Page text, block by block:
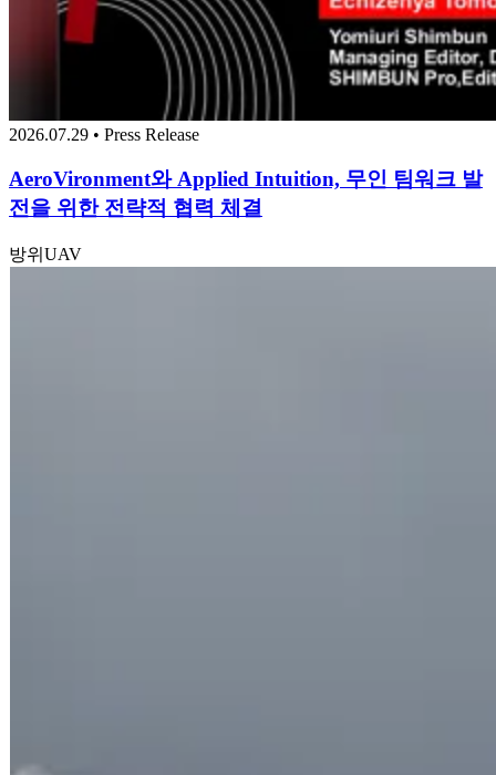
2026.07.29 • Press Release
AeroVironment와 Applied Intuition, 무인 팀워크 발
전을 위한 전략적 협력 체결
방위 UAV